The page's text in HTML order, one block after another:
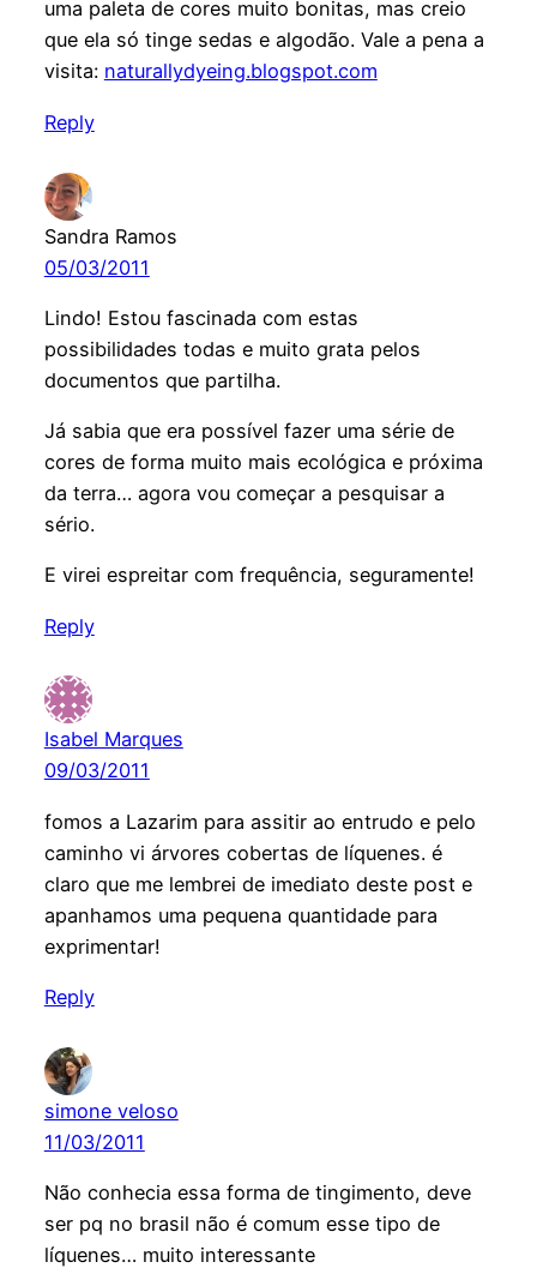
uma paleta de cores muito bonitas, mas creio
que ela só tinge sedas e algodão. Vale a pena a
visita: naturallydyeing.blogspot.com
Reply
Sandra Ramos
05/03/2011
Lindo! Estou fascinada com estas
possibilidades todas e muito grata pelos
documentos que partilha.
Já sabia que era possível fazer uma série de
cores de forma muito mais ecológica e próxima
da terra… agora vou começar a pesquisar a
sério.
E virei espreitar com frequência, seguramente!
Reply
Isabel Marques
09/03/2011
fomos a Lazarim para assitir ao entrudo e pelo
caminho vi árvores cobertas de líquenes. é
claro que me lembrei de imediato deste post e
apanhamos uma pequena quantidade para
exprimentar!
Reply
simone veloso
11/03/2011
Não conhecia essa forma de tingimento, deve
ser pq no brasil não é comum esse tipo de
líquenes… muito interessante